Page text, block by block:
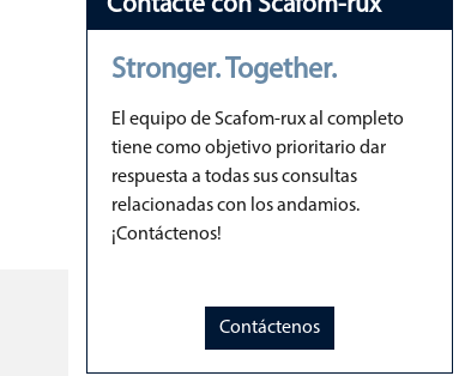
Stronger. Together.
El equipo de Scafom-rux al completo
tiene como objetivo prioritario dar
respuesta a todas sus consultas
relacionadas con los andamios.
¡Contáctenos!
Contáctenos